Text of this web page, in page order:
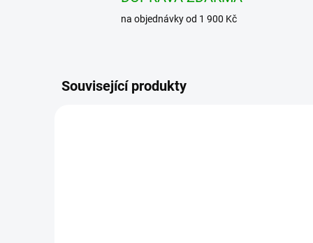
na objednávky od 1 900 Kč
Související produkty